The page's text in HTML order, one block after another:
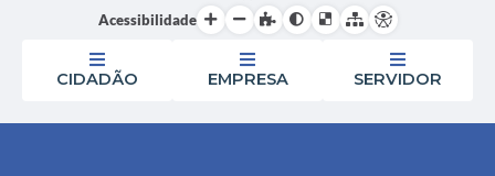
Acessibilidade
CIDADÃO EMPRESA SERVIDOR